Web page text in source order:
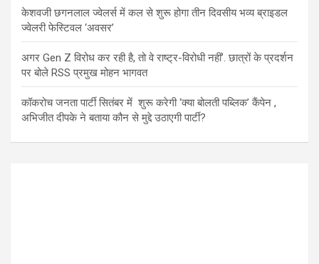
केशवजी छगनलाल ज्वेलर्स में कल से शुरू होगा तीन दिवसीय भव्य ब्राइडल
ज्वेलरी फेस्टिवल ‘अवसर’
अगर Gen Z विरोध कर रही है, तो वे राष्ट्र-विरोधी नहीं’. छात्रों के प्रदर्शन
पर बोले RSS प्रमुख मोहन भागवत
कॉकरोच जनता पार्टी सितंबर में शुरू करेगी ‘क्या बोलती पब्लिक’ कैंपेन ,
अभिजीत दीपके ने बताया कौन से मुद्दे उठाएगी पार्टी?